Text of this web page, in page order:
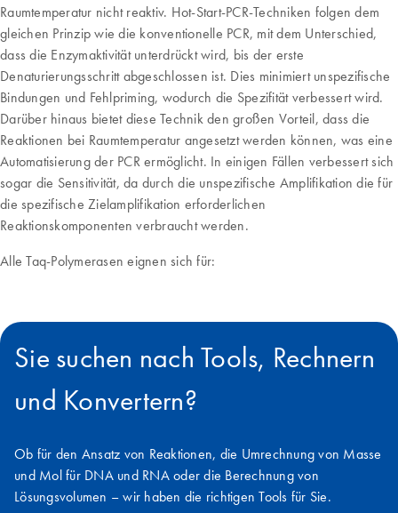
Raumtemperatur nicht reaktiv. Hot-Start-PCR-Techniken folgen dem
gleichen Prinzip wie die konventionelle PCR, mit dem Unterschied,
dass die Enzymaktivität unterdrückt wird, bis der erste
Denaturierungsschritt abgeschlossen ist. Dies minimiert unspezifische
Bindungen und Fehlpriming, wodurch die Spezifität verbessert wird.
Darüber hinaus bietet diese Technik den großen Vorteil, dass die
Reaktionen bei Raumtemperatur angesetzt werden können, was eine
Automatisierung der PCR ermöglicht. In einigen Fällen verbessert sich
sogar die Sensitivität, da durch die unspezifische Amplifikation die für
die spezifische Zielamplifikation erforderlichen
Reaktionskomponenten verbraucht werden.
Alle Taq-Polymerasen eignen sich für:
Sie suchen nach Tools, Rechnern
und Konvertern?
Ob für den Ansatz von Reaktionen, die Umrechnung von Masse
und Mol für DNA und RNA oder die Berechnung von
Lösungsvolumen – wir haben die richtigen Tools für Sie.